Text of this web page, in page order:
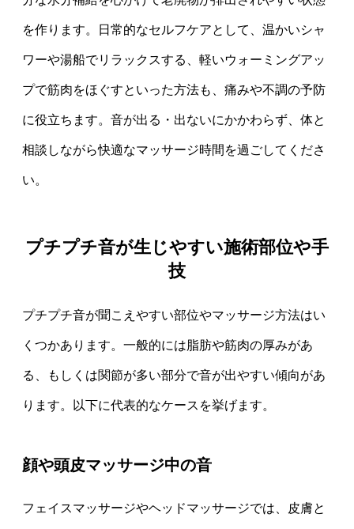
を作ります。日常的なセルフケアとして、温かいシャ
ワーや湯船でリラックスする、軽いウォーミングアッ
プで筋肉をほぐすといった方法も、痛みや不調の予防
に役立ちます。音が出る・出ないにかかわらず、体と
相談しながら快適なマッサージ時間を過ごしてくださ
い。
プチプチ音が生じやすい施術部位や手
技
プチプチ音が聞こえやすい部位やマッサージ方法はい
くつかあります。一般的には脂肪や筋肉の厚みがあ
る、もしくは関節が多い部分で音が出やすい傾向があ
ります。以下に代表的なケースを挙げます。
顔や頭皮マッサージ中の音
フェイスマッサージやヘッドマッサージでは、皮膚と